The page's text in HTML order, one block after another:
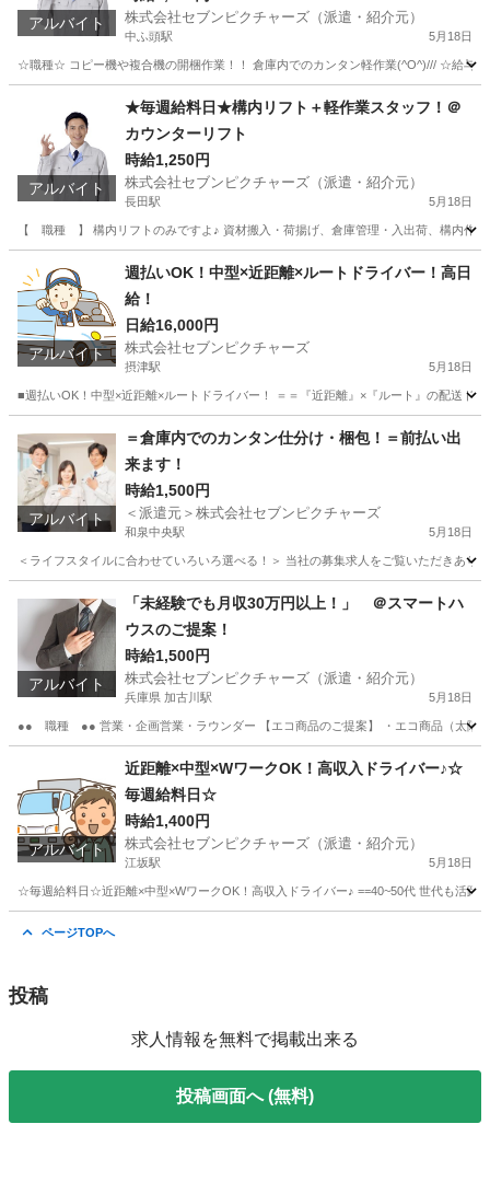
アルバイト 株式会社セブンピクチャーズ（派遣・紹介元）
中ふ頭駅 5月18日
☆職種☆ コピー機や複合機の開梱作業！！ 倉庫内でのカンタン軽作業(^O^)/// ☆給与
中ふ頭駅 倉庫 ATC
アルバイト
★毎週給料日★構内リフト＋軽作業スタッフ！＠
カウンターリフト
時給1,250円
株式会社セブンピクチャーズ（派遣・紹介元）
長田駅 5月18日
【 職種 】 構内リフトのみですよ♪ 資材搬入・荷揚げ、倉庫管理・入出荷、構内
長田駅 倉庫 リフト
アルバイト
週払いOK！中型×近距離×ルートドライバー！高日
給！
日給16,000円
株式会社セブンピクチャーズ
摂津駅 5月18日
■週払いOK！中型×近距離×ルートドライバー！ ＝＝『近距離』×『ルート』の配送
摂津駅 ドライバー
アルバイト
＝倉庫内でのカンタン仕分け・梱包！＝前払い出
来ます！
時給1,500円
＜派遣元＞株式会社セブンピクチャーズ
和泉中央駅 5月18日
＜ライフスタイルに合わせていろいろ選べる！＞ 当社の募集求人をご覧いただきあ
和泉中央駅 仕分け 大阪 岸和田市
東岸和田駅 仕分け カンタン
アルバイト
「未経験でも月収30万円以上！」 ＠スマートハ
ウスのご提案！
時給1,500円
株式会社セブンピクチャーズ（派遣・紹介元）
兵庫県 加古川駅 5月18日
●● 職種 ●● 営業・企画営業・ラウンダー 【エコ商品のご提案】 ・エコ商品（太陽
加古川駅 蓄電池
アルバイト
近距離×中型×WワークOK！高収入ドライバー♪☆
毎週給料日☆
時給1,400円
株式会社セブンピクチャーズ（派遣・紹介元）
江坂駅 5月18日
☆毎週給料日☆近距離×中型×WワークOK！高収入ドライバー♪ ==40~50代 世代も活
ページTOPへ
投稿
求人情報を無料で掲載出来る
投稿画面へ (無料)